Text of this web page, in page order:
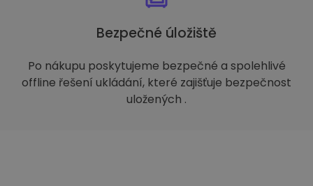
Bezpečné úložiště
Po nákupu poskytujeme bezpečné a spolehlivé
offline řešení ukládání, které zajišťuje bezpečnost
uložených .